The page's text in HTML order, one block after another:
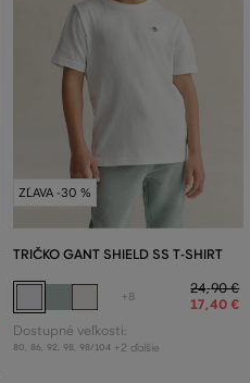
ZĽAVA -30 %
TRIČKO GANT SHIELD SS T-SHIRT
+8
24,90 €
17,40 €
Dostupné veľkosti:
80 86 92 98 98/104 +2 ďalšie